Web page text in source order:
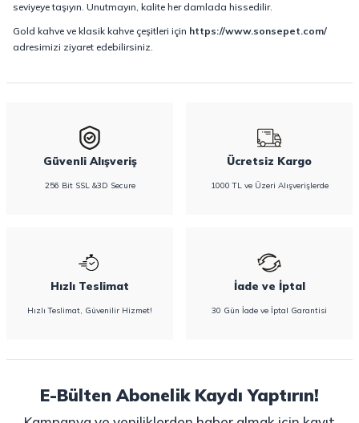
seviyeye taşıyın. Unutmayın, kalite her damlada hissedilir.
Gold kahve ve klasik kahve çeşitleri için https://www.sonsepet.com/
adresimizi ziyaret edebilirsiniz.
Güvenli Alışveriş
256 Bit SSL &3D Secure
Ücretsiz Kargo
1000 TL ve Üzeri Alışverişlerde
Hızlı Teslimat
Hızlı Teslimat, Güvenilir Hizmet!
İade ve İptal
30 Gün İade ve İptal Garantisi
E-Bülten Abonelik Kaydı Yaptırın!